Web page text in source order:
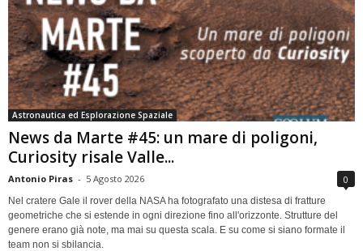
Astronautica ed Esplorazione Spaziale
News da Marte #45: un mare di poligoni,
Curiosity risale Valle...
Antonio Piras - 5 Agosto 2026 0
Nel cratere Gale il rover della NASA ha fotografato una distesa di fratture
geometriche che si estende in ogni direzione fino all'orizzonte. Strutture del
genere erano già note, ma mai su questa scala. E su come si siano formate il
team non si sbilancia.